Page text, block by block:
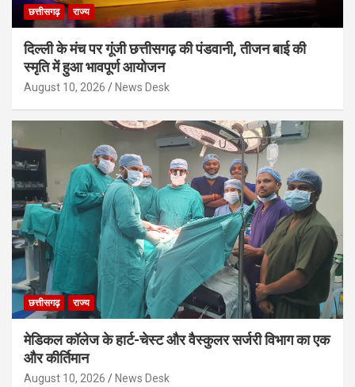
छत्तीसगढ़ राज्य
दिल्ली के मंच पर गूंजी छत्तीसगढ़ की पंडवानी, तीजन बाई की
स्मृति में हुआ भावपूर्ण आयोजन
August 10, 2026 News Desk
छत्तीसगढ़ राज्य
मेडिकल कॉलेज के हार्ट-चेस्ट और वैस्कुलर सर्जरी विभाग का एक
और कीर्तिमान
August 10, 2026 News Desk